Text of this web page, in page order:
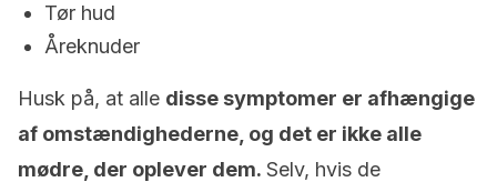
Tør hud
Åreknuder
Husk på, at alle disse symptomer er afhængige
af omstændighederne, og det er ikke alle
mødre, der oplever dem. Selv, hvis de